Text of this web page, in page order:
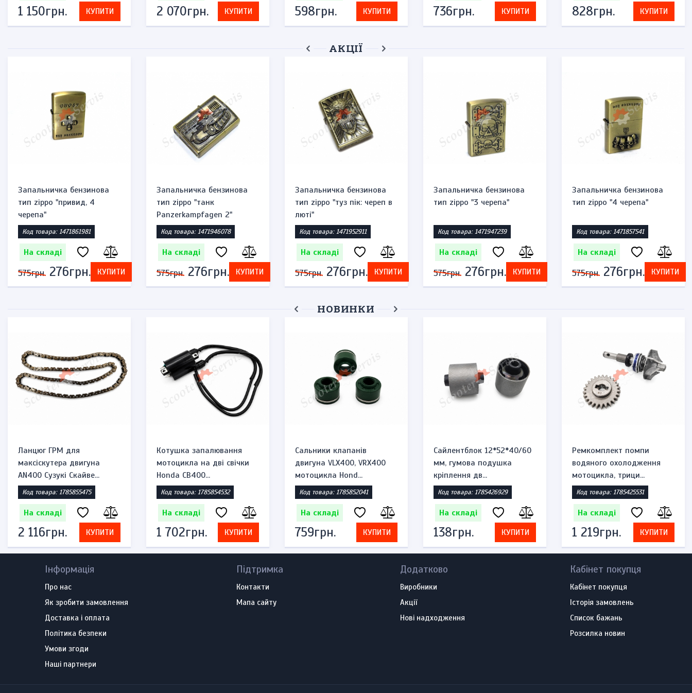
1 150грн. КУПИТИ 2 070грн. КУПИТИ 598грн. КУПИТИ 736грн. КУПИТИ 828грн. КУПИТИ
АКЦІЇ
Запальничка бензинова
тип zippo "привид, 4
черепа"
Код товара: 1471861981
На складі
575грн. 276грн. КУПИТИ
Запальничка бензинова
тип zippo "танк
Panzerkampfagen 2"
Код товара: 1471946078
На складі
575грн. 276грн. КУПИТИ
Запальничка бензинова
тип zippo "туз пік: череп в
люті"
Код товара: 1471952911
На складі
575грн. 276грн. КУПИТИ
Запальничка бензинова
тип zippo "3 черепа"
Код товара: 1471947239
На складі
575грн. 276грн. КУПИТИ
Запальничка бензинова
тип zippo "4 черепа"
Код товара: 1471857541
На складі
575грн. 276грн. КУПИТИ
НОВИНКИ
Ланцюг ГРМ для
максіскутера двигуна
AN400 Сузукі Скайве...
Код товара: 1785855475
На складі
2 116грн. КУПИТИ
Котушка запалювання
мотоцикла на дві свічки
Honda CB400...
Код товара: 1785854532
На складі
1 702грн. КУПИТИ
Сальники клапанів
двигуна VLX400, VRX400
мотоцикла Hond...
Код товара: 1785852041
На складі
759грн. КУПИТИ
Сайлентблок 12*52*40/60
мм, гумова подушка
кріплення дв...
Код товара: 1785426929
На складі
138грн. КУПИТИ
Ремкомплект помпи
водяного охолодження
мотоцикла, трици...
Код товара: 1785425531
На складі
1 219грн. КУПИТИ
Інформація
Про нас
Як зробити замовлення
Доставка і оплата
Політика безпеки
Умови згоди
Наші партнери
Підтримка
Контакти
Мапа сайту
Додатково
Виробники
Акції
Нові надходження
Кабінет покупця
Кабінет покупця
Історія замовлень
Список бажань
Розсилка новин